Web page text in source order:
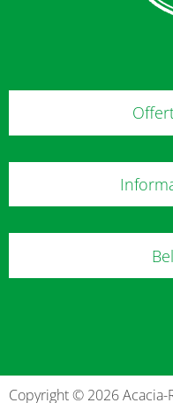
Copyright © 2026